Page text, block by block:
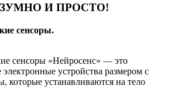
И ПРОСТО!
сенсоры.
сенсоры «Нейросенс» — это
устройства размером с
которые устанавливаются на тело